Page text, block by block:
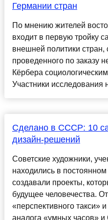
Германии стран
По мнению жителей
входит в первую тройку
внешней политики стран,
проведенного по заказу
Кёрбера
Участники исследования
Сделано в СССР: 10
дизайн-решений
Советские художники,
находились в
создавали проекты,
будущее человечества.
«перспективного такси»
аналога «умных часов» и